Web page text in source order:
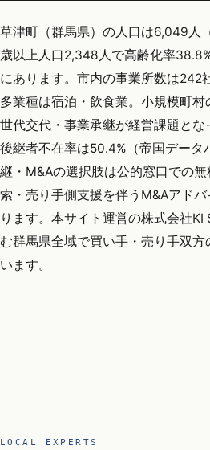
草津町（群馬県）の人口は6,049人
歳以上人口2,348人で高齢化率
にあります。市内の事業所数は242
多業種は宿泊・飲食業。小規模町
世代交代・事業承継が経営課題と
後継者不在率は50.4%（帝国データ
継・M&Aの選択肢は公的窓口での
索・売り手側支援を伴うM&Aアド
ります。本サイト運営の株式会社
む群馬県全域で買い手・売り手双方
います。
LOCAL EXPERTS